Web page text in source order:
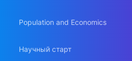
Population and Economics
Научный старт